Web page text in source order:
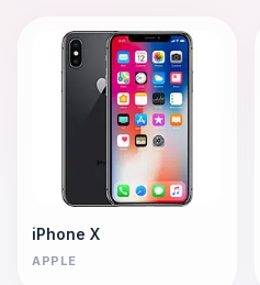
iPhone X
APPLE